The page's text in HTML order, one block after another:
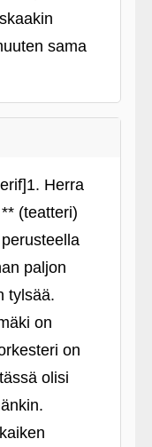
sama
Herra
(teatteri)
paljon
tylsää.
on
on
olisi